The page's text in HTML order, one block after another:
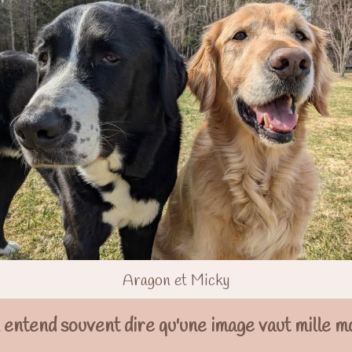
souvent dire qu'une image vaut mille
Aragon et Micky